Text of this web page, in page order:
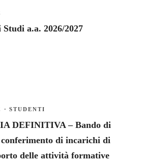
a.a. 2026/2027
· STUDENTI
DEFINITIVA – Bando di
conferimento di incarichi di
delle attività formative